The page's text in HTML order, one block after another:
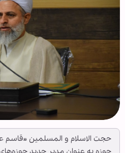
حجت الاسلام و المسلمین «قاسم